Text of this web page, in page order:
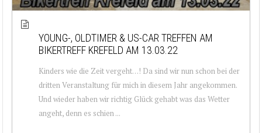
YOUNG-, OLDTIMER & US-CAR TREFFEN AM
BIKERTREFF KREFELD AM 13.03.22
Kinders wie die Zeit vergeht…! Da sind wir nun schon bei der
dritten Veranstaltung für mich in diesem Jahr angekommen.
Und wieder haben wir richtig Glück gehabt was das Wetter
angeht, denn es schien ...